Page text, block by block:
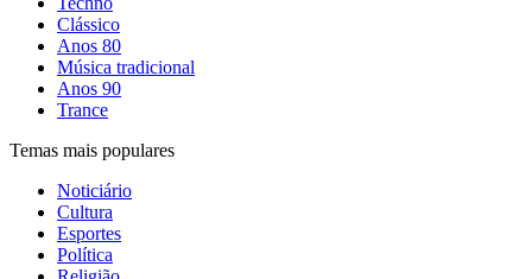
Clássico
Anos 80
Música tradicional
Anos 90
Trance
Temas mais populares
Noticiário
Cultura
Esportes
Política